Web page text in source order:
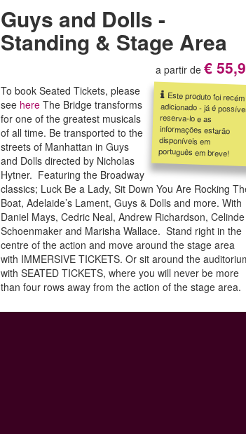
Guys and Dolls -
Standing & Stage Area
a partir de €
Este produto foi recém
adicionado - já é possível
reserva-lo e as
informações estarão
disponíveis em
português em breve!
To book Seated Tickets, please
see here The Bridge transforms
for one of the greatest musicals
of all time. Be transported to the
streets of Manhattan in Guys
and Dolls directed by Nicholas
Hytner. Featuring the Broadway
classics; Luck Be a Lady, Sit Down You Are Rocking
Boat, Adelaide’s Lament, Guys & Dolls and more. With
Daniel Mays, Cedric Neal, Andrew Richardson, Celinde
Schoenmaker and Marisha Wallace. Stand right in the
centre of the action and move around the stage area
with IMMERSIVE TICKETS. Or sit around the
with SEATED TICKETS, where you will never be more
than four rows away from the action of the stage area.